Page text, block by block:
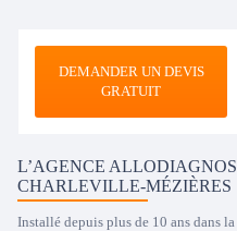
DEMANDER UN DEVIS
GRATUIT
L’AGENCE
CHARLEVILLE-MÉZIÈRES
Installé depuis plus de 10 ans dans